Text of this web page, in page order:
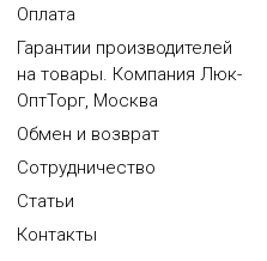
Оплата
Гарантии производителей
на товары. Компания Люк-
ОптТорг, Москва
Обмен и возврат
Сотрудничество
Статьи
Контакты